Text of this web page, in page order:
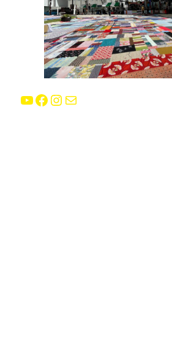
YouTube Facebook Instagram E-mail